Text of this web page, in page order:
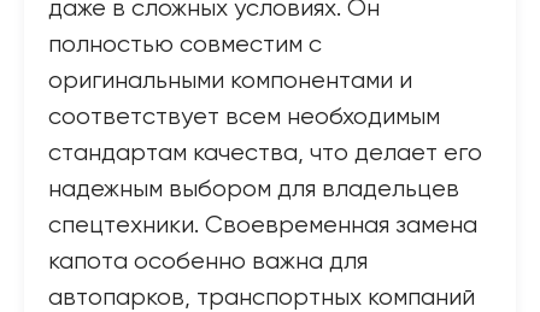
даже в сложных условиях. Он
полностью совместим с
оригинальными компонентами и
соответствует всем необходимым
стандартам качества, что делает его
надежным выбором для владельцев
спецтехники. Своевременная замена
капота особенно важна для
автопарков, транспортных компаний